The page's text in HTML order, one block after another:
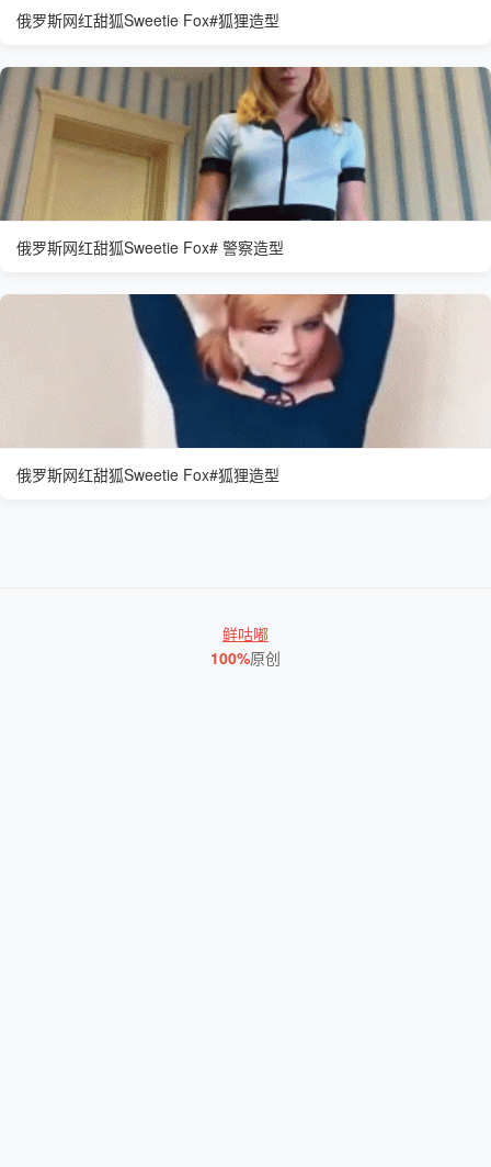
俄罗斯网红甜狐Sweetie Fox#狐狸造型
俄罗斯网红甜狐Sweetie Fox# 警察造型
俄罗斯网红甜狐Sweetie Fox#狐狸造型
鲜咕嘟
100%原创